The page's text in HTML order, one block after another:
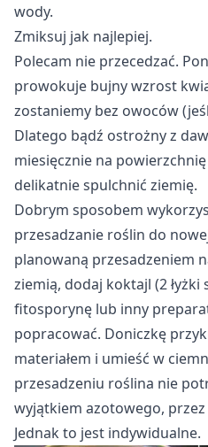
wody.
Zmiksuj jak najlepiej.
Polecam nie przecedzać.
prowokuje bujny wzrost
zostaniemy bez owoców
Dlatego bądź ostrożny z
miesięcznie na
delikatnie spulchnić ziemię.
Dobrym sposobem
przesadzanie roślin do
planowaną przesadzeniem
ziemią, dodaj koktajl (2 łyżki
fitosporynę lub inny
popracować. Doniczkę
materiałem i umieść w
przesadzeniu roślina nie
wyjątkiem azotowego, przez
Jednak to jest indywidualne.